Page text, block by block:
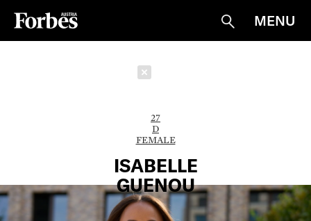
Suche
MENU
27
D
FEMALE
ISABELLE
GUENOU